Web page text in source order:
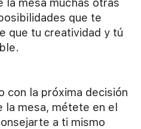
la mesa muchas otras
que te
que tu creatividad y tú
con la próxima decisión
mesa, métete en el
a ti mismo